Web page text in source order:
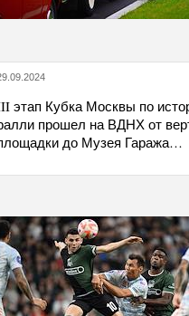
этап Кубка Москвы по
прошел на ВДНХ от
до Музея Гаража…